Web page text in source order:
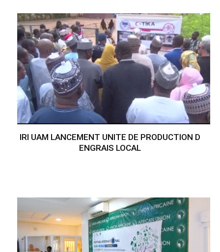
IRI UAM LANCEMENT UNITE DE PRODUCTION D
ENGRAIS LOCAL